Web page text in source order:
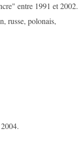
entre 1991 et 2002.
russe, polonais,